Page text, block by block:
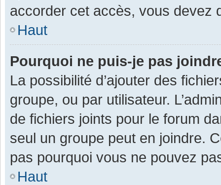
accorder cet accès, vous devez
Haut
Pourquoi ne puis-je pas
La possibilité d’ajouter des
groupe, ou par utilisateur.
de fichiers joints pour le forum
seul un groupe peut en joindre.
pas pourquoi vous ne pouvez
Haut